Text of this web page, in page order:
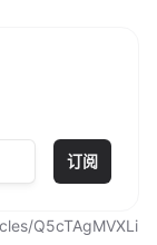
订阅
Q5cTAgMVXLi